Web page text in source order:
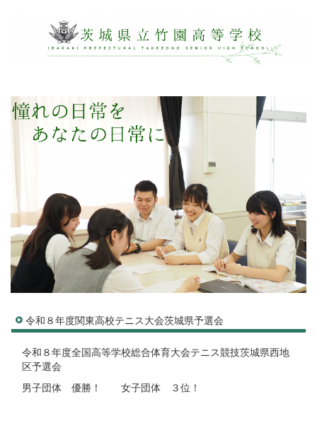
令和８年度関東高校テニス大会茨城県予選会
令和８年度全国高等学校総合体育大会テニス競技茨城県西地
区予選会
男子団体 優勝！ 女子団体 ３位！